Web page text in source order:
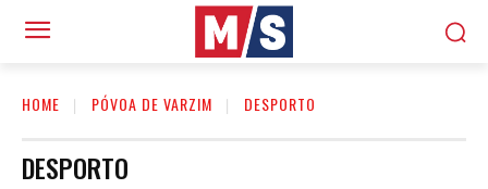
HOME PÓVOA DE VARZIM DESPORTO
DESPORTO